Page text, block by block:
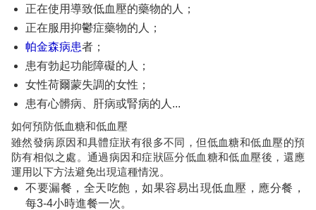
正在使用導致低血壓的藥物的人；
正在服用抑鬱症藥物的人；
帕金森病患者；
患有勃起功能障礙的人；
女性荷爾蒙失調的女性；
患有心髒病、肝病或腎病的人...
如何預防低血糖和低血壓
雖然發病原因和具體症狀有很多不同，但低血糖和低血壓的預
防有相似之處。通過病因和症狀區分低血糖和低血壓後，還應
運用以下方法避免出現這種情況。
不要漏餐，全天吃飽，如果容易出現低血壓，應分餐，
每3-4小時進餐一次。